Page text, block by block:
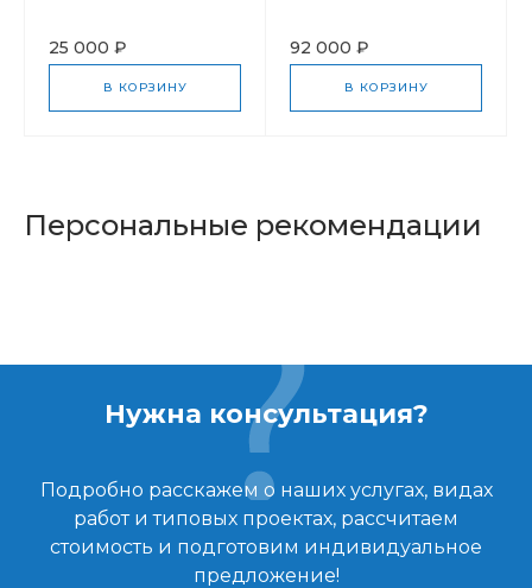
25 000 ₽
В КОРЗИНУ
92 000 ₽
В КОРЗИНУ
Персональные рекомендации
Нужна консультация?
Подробно расскажем о наших услугах, видах
работ и типовых проектах, рассчитаем
стоимость и подготовим индивидуальное
предложение!